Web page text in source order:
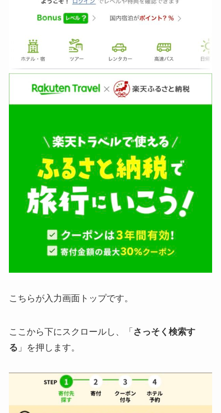
こちらが入力画面トップです。
ここから下にスクロールし、「 さっそく検索す
る 」を押します。